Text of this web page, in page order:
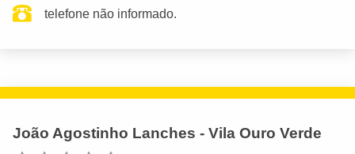
telefone não informado.
João Agostinho Lanches - Vila Ouro Verde